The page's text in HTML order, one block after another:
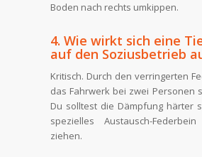
Boden nach rechts umkippen.
4. Wie wirkt sich eine
auf den Soziusbetrieb
Kritisch. Durch den verringerten
das Fahrwerk bei zwei Personen
Du solltest die Dämpfung härter
spezielles Austausch-
ziehen.